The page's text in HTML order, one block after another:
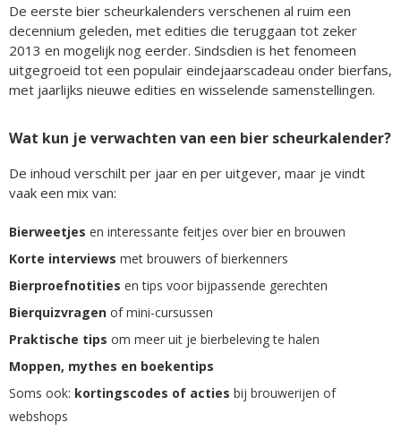
De eerste bier scheurkalenders verschenen al ruim een
decennium geleden, met edities die teruggaan tot zeker
2013 en mogelijk nog eerder. Sindsdien is het fenomeen
uitgegroeid tot een populair eindejaarscadeau onder bierfans,
met jaarlijks nieuwe edities en wisselende samenstellingen.
Wat kun je verwachten van een bier scheurkalender?
De inhoud verschilt per jaar en per uitgever, maar je vindt
vaak een mix van:
Bierweetjes en interessante feitjes over bier en brouwen
Korte interviews met brouwers of bierkenners
Bierproefnotities en tips voor bijpassende gerechten
Bierquizvragen of mini-cursussen
Praktische tips om meer uit je bierbeleving te halen
Moppen, mythes en boekentips
Soms ook: kortingscodes of acties bij brouwerijen of
webshops